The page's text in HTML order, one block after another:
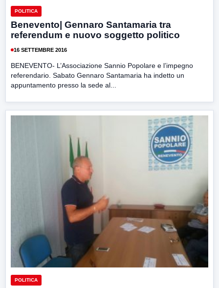
POLITICA
Benevento| Gennaro Santamaria tra
referendum e nuovo soggetto politico
16 SETTEMBRE 2016
BENEVENTO- L’Associazione Sannio Popolare e l’impegno
referendario. Sabato Gennaro Santamaria ha indetto un
appuntamento presso la sede al...
POLITICA